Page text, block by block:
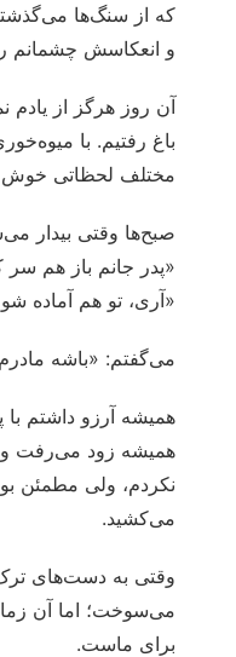
که از سنگ‌ها
و انعکاسش چشمانم
آن روز هرگز از یادم
باغ رفتیم. با
مختلف لحظاتی خوش
صبح‌ها وقتی بیدار
«پدر جانم باز هم
«آری، تو هم آماده
می‌گفتم: «باشه
همیشه آرزو داشتم با
همیشه زود می‌رفت و
نکردم، ولی مطمئن
می‌کشید.
وقتی به دست‌های
می‌سوخت؛ اما آن
برای ماست.